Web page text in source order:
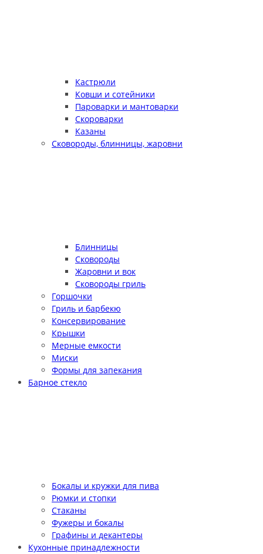
Кастрюли
Ковши и сотейники
Пароварки и мантоварки
Скороварки
Казаны
Сковороды, блинницы, жаровни
Блинницы
Сковороды
Жаровни и вок
Сковороды гриль
Горшочки
Гриль и барбекю
Консервирование
Крышки
Мерные емкости
Миски
Формы для запекания
Барное стекло
Бокалы и кружки для пива
Рюмки и стопки
Стаканы
Фужеры и бокалы
Графины и декантеры
Кухонные принадлежности